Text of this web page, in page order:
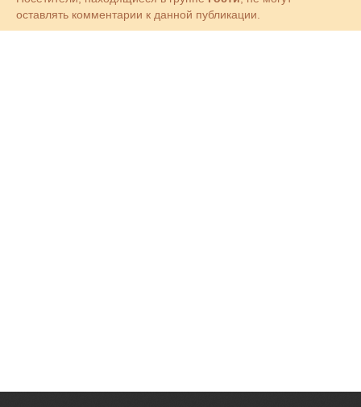
оставлять комментарии к данной публикации.